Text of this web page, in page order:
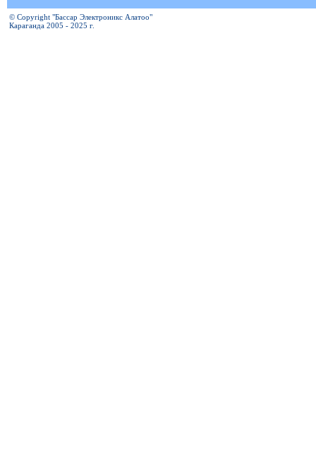
© Copyright "Бассар Электроникс Алатоо"
Караганда 2005 - 2025 г.